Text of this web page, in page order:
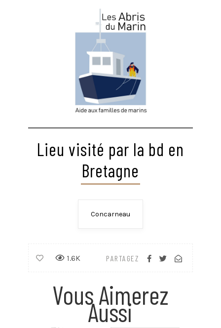
Lieu visité par la bd en
Bretagne
Concarneau
PARTAGEZ
1.6K
Vous Aimerez
Aussi